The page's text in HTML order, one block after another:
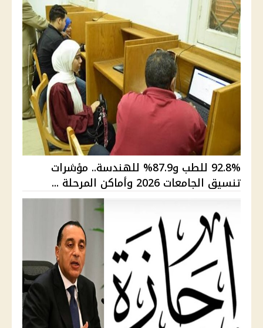
92.8% للطب و87.9% للهندسة.. مؤشرات
تنسيق الجامعات 2026 وأماكن المرحلة ...